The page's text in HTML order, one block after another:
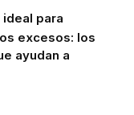
para
excesos: los
ayudan a